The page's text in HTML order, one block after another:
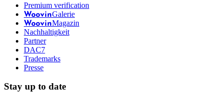
Premium verification
WoovinGalerie
WoovinMagazin
Nachhaltigkeit
Partner
DAC7
Trademarks
Presse
Stay up to date